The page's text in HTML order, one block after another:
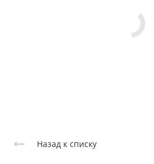
Назад к списку